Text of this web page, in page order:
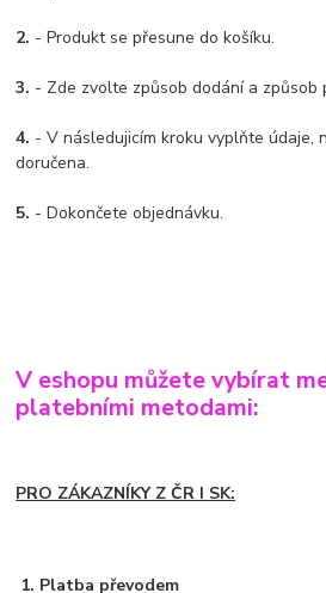
2. - Produkt se přesune do košíku.
3. - Zde zvolte způsob dodání a způsob
4. - V následujicím kroku vyplňte údaje,
doručena.
5. - Dokončete objednávku.
V eshopu můžete vybírat
platebními metodami:
PRO ZÁKAZNÍKY Z ČR I SK:
1. Platba převodem